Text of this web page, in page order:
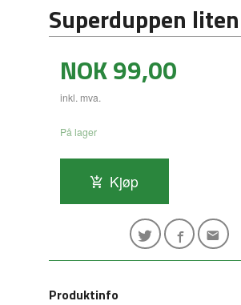
Superduppen liten
Pris
NOK99,00
inkl. mva.
På lager
Kjøp
Produktinfo